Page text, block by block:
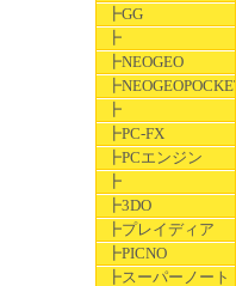
┣GG
┣
┣NEOGEO
┣NEOGEOPOCKET
┣
┣PC-FX
┣PCエンジン
┣
┣3DO
┣プレイディア
┣PICNO
┣スーパーノート